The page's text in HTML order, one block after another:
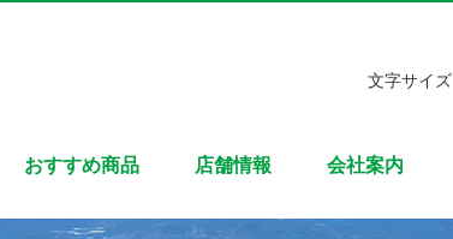
おすすめ商品 店舗情報 会社案内
文字サイズ